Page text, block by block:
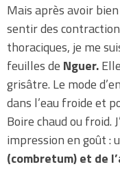
Mais après avoir
sentir des
thoraciques, je me
feuilles de Nguer.
grisâtre. Le mode
dans l’eau froide et
Boire chaud ou froid.
impression en goût :
(combretum) et de